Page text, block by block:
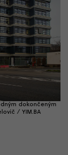
dokončeným
/ YIM.BA